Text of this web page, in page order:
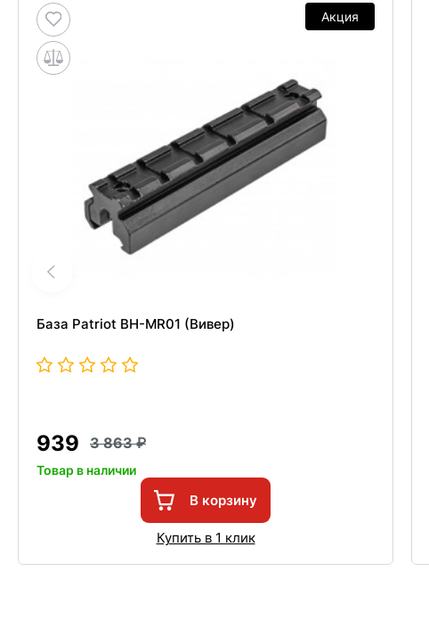
Акция
База Patriot BH-MR01 (Вивер)
939 3 863
Товар в наличии
В корзину
Купить в 1 клик